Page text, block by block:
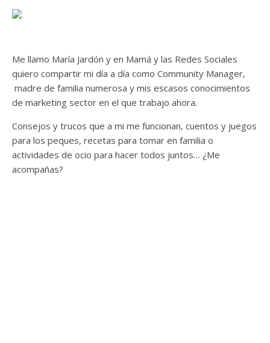
Me llamo María Jardón y en Mamá y las Redes Sociales
quiero compartir mi día a día como Community Manager,
madre de familia numerosa y mis escasos conocimientos
de marketing sector en el que trabajo ahora.
Consejos y trucos que a mi me funcionan, cuentos y juegos
para los peques, recetas para tomar en familia o
actividades de ocio para hacer todos juntos… ¿Me
acompañas?